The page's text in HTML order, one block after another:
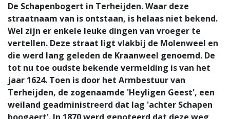
De Schapenbogert in Terheijden. Waar deze
straatnaam van is ontstaan, is helaas niet bekend.
Wel zijn er enkele leuke dingen van vroeger te
vertellen. Deze straat ligt vlakbij de Molenweel en
die werd lang geleden de Kraanweel genoemd. De
tot nu toe oudste bekende vermelding is van het
jaar 1624. Toen is door het Armbestuur van
Terheijden, de zogenaamde 'Heyligen Geest', een
weiland geadministreerd dat lag 'achter Schapen